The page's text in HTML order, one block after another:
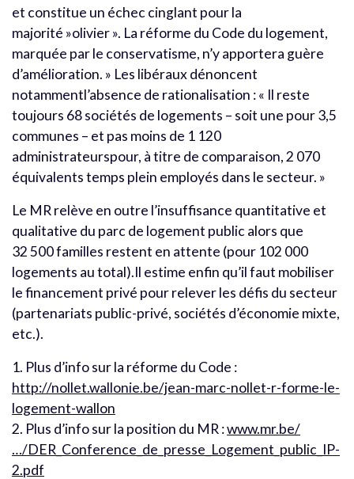
et constitue un échec cinglant pour la
majorité »olivier ». La réforme du Code du logement,
marquée par le conservatisme, n’y apportera guère
d’amélioration. » Les libéraux dénoncent
notammentl’absence de rationalisation : « Il reste
toujours 68 sociétés de logements – soit une pour 3,5
communes – et pas moins de 1 120
administrateurspour, à titre de comparaison, 2 070
équivalents temps plein employés dans le secteur. »
Le MR relève en outre l’insuffisance quantitative et
qualitative du parc de logement public alors que
32 500 familles restent en attente (pour 102 000
logements au total).Il estime enfin qu’il faut mobiliser
le financement privé pour relever les défis du secteur
(partenariats public-privé, sociétés d’économie mixte,
etc.).
1. Plus d’info sur la réforme du Code :
http://nollet.wallonie.be/jean-marc-nollet-r-forme-le-
logement-wallon
2. Plus d’info sur la position du MR :www.mr.be/
…/DER_Conference_de_presse_Logement_public_IP-
2.pdf